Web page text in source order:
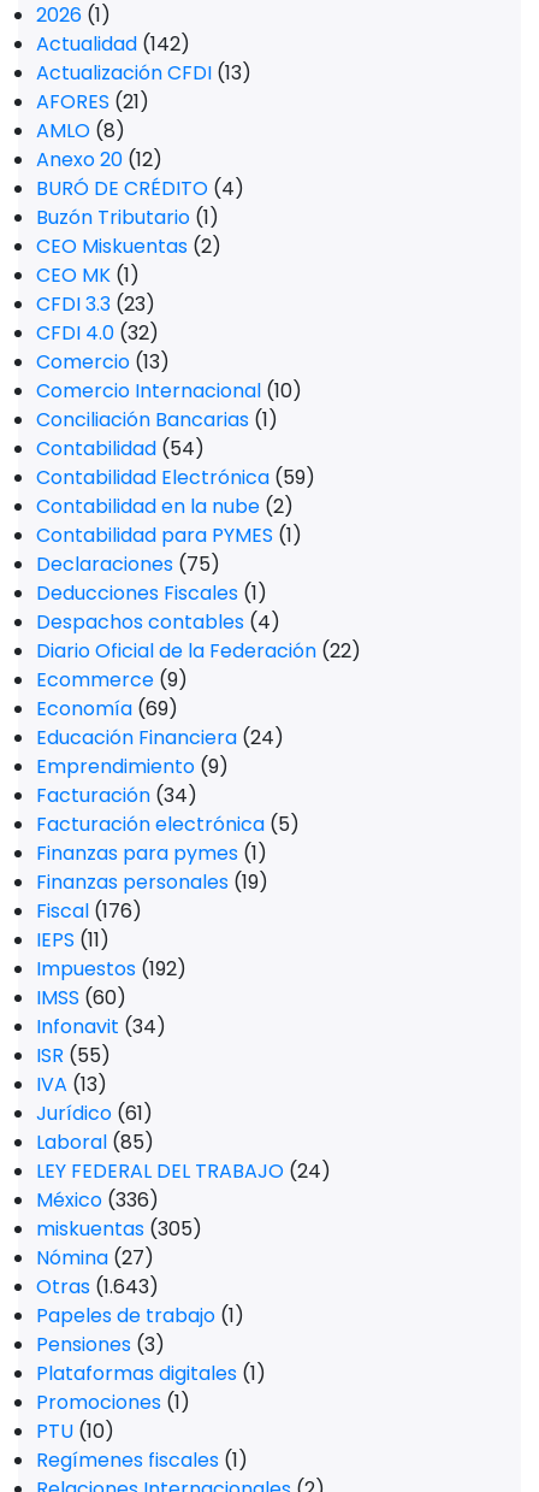
2026 (1)
Actualidad (142)
Actualización CFDI (13)
AFORES (21)
AMLO (8)
Anexo 20 (12)
BURÓ DE CRÉDITO (4)
Buzón Tributario (1)
CEO Miskuentas (2)
CEO MK (1)
CFDI 3.3 (23)
CFDI 4.0 (32)
Comercio (13)
Comercio Internacional (10)
Conciliación Bancarias (1)
Contabilidad (54)
Contabilidad Electrónica (59)
Contabilidad en la nube (2)
Contabilidad para PYMES (1)
Declaraciones (75)
Deducciones Fiscales (1)
Despachos contables (4)
Diario Oficial de la Federación (22)
Ecommerce (9)
Economía (69)
Educación Financiera (24)
Emprendimiento (9)
Facturación (34)
Facturación electrónica (5)
Finanzas para pymes (1)
Finanzas personales (19)
Fiscal (176)
IEPS (11)
Impuestos (192)
IMSS (60)
Infonavit (34)
ISR (55)
IVA (13)
Jurídico (61)
Laboral (85)
LEY FEDERAL DEL TRABAJO (24)
México (336)
miskuentas (305)
Nómina (27)
Otras (1.643)
Papeles de trabajo (1)
Pensiones (3)
Plataformas digitales (1)
Promociones (1)
PTU (10)
Regímenes fiscales (1)